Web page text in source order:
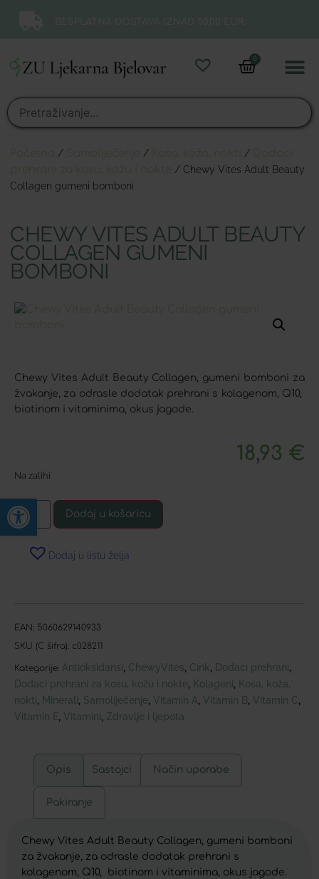
Open toolbar
0
/ / /
/ Chewy Vites Adult Beauty
Collagen gumeni bomboni
CHEWY VITES ADULT BEAUTY
COLLAGEN GUMENI
BOMBONI
Chewy Vites Adult Beauty Collagen, gumeni bomboni za
žvakanje, za odrasle dodatak prehrani s kolagenom, Q10,
biotinom i vitaminima, okus jagode.
18,93 €
Na zalihi
Dodaj u košaricu
Dodaj u listu želja
EAN: 5060629140933
SKU (C šifra): c028211
Kategorije: Antioksidansi ChewyVites Cink Dodaci prehrani
Dodaci prehrani za kosu, kožu i nokte Kolageni Kosa, koža,
nokti Minerali Samoliječenje Vitamin A Vitamin B Vitamin C
Vitamin E Vitamini Zdravlje i ljepota
Opis Sastojci Način uporabe
Pakiranje
Chewy Vites Adult Beauty Collagen, gumeni bomboni
za žvakanje, za odrasle dodatak prehrani s
kolagenom, Q10, biotinom i vitaminima, okus jagode.